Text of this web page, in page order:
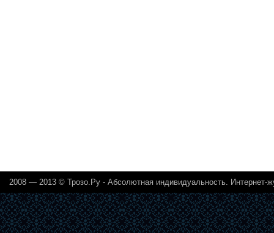
2008 — 2013 © Трозо.Ру - Абсолютная индивидуальность. Интернет-